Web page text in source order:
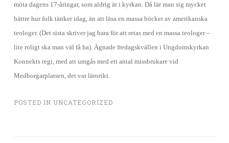
möta dagens 17-åringar, som aldrig är i kyrkan. Då lär man sig mycket
bättre hur folk tänker idag, än att läsa en massa böcker av amerikanska
teologer. (Det sista skriver jag bara för att retas med en massa teologer –
lite roligt ska man väl få ha). Ägnade fredagskvällen i Ungdomskyrkan
Konnekts regi, med att umgås med ett antal missbrukare vid
Medborgarplatsen, det var lärorikt.
POSTED IN UNCATEGORIZED